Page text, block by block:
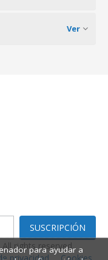
Ver
SUSCRIPCIÓN
rights reserved.
para ayudar a